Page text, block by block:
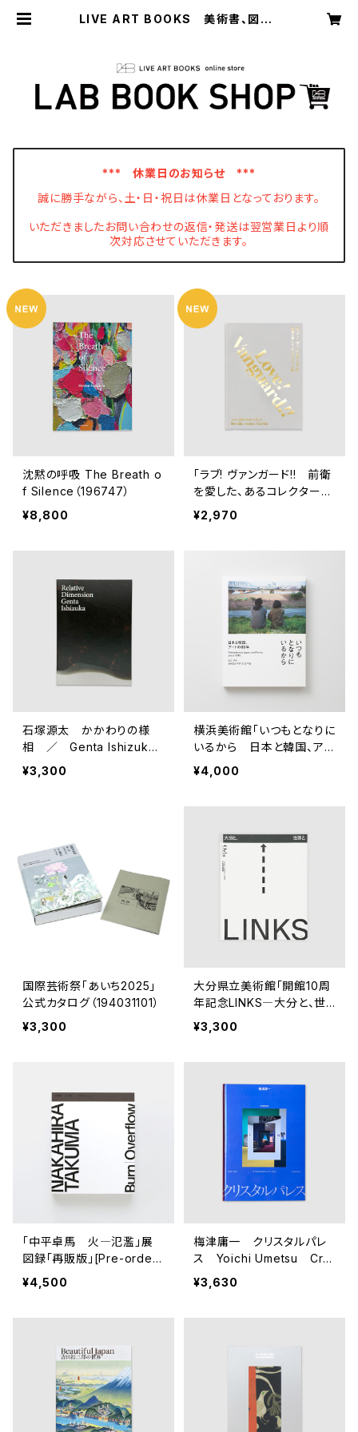
LIVE ART BOOKS 美術書、図録、
*** 休業日のお知らせ ***
誠に勝手ながら、土・日・祝日は休業日となっております。
いただきましたお問い合わせの返信・発送は翌営業日より順
次対応させていただきます。
沈黙の呼吸 The Breath o
f Silence（196747）
¥8,800
「ラブ! ヴァンガード!! 前衛
を愛した、あるコレクターの
眼」展 公式図録(194170)
¥2,970
石塚源太 かかわりの様
相 ／ Genta Ishizuka
Relative Dimension（194
769）
¥3,300
横浜美術館「いつもとなりに
いるから 日本と韓国、ア
ートの80年」展覧会 公式
図録(191729)
¥4,000
国際芸術祭「あいち2025」
公式カタログ（194031101）
¥3,300
大分県立美術館「開館10周
年記念LINKS―大分と、世
界と」展覧会 公式図録(18
7220)
¥3,300
「中平卓馬 火―氾濫」展
図録「再販版」[Pre-orders
accepted] "Nakahira Ta
kuma : Burn - Overflow"
¥4,500
梅津庸一 クリスタルパレ
ス Yoichi Umetsu Cry
stal Palace(185365)
¥3,630